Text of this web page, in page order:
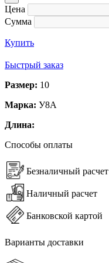
Цена
Сумма
Купить
Быстрый заказ
Размер: 10
Марка: У8А
Длина:
Способы оплаты
Безналичный расчет
Наличный расчет
Банковской картой
Варианты доставки